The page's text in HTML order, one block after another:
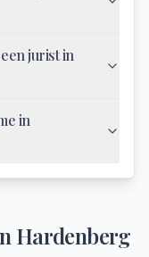
jurist in
in
Hardenberg